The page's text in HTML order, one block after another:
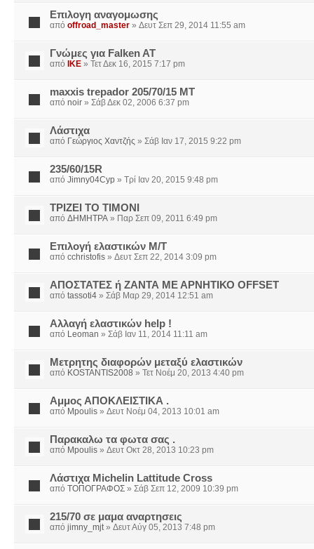
Επιλογη αναγομωσης
από offroad_master » Δευτ Σεπ 29, 2014 11:55 am
Γνώμες για Falken AT
από IKE » Τετ Δεκ 16, 2015 7:17 pm
maxxis trepador 205/70/15 ΜΤ
από noir » Σάβ Δεκ 02, 2006 6:37 pm
Λάστιχα
από Γεώργιος Χαντζής » Σάβ Ιαν 17, 2015 9:22 pm
235/60/15R
από Jimny04Cyp » Τρί Ιαν 20, 2015 9:48 pm
ΤΡΙΖΕΙ ΤΟ ΤΙΜΟΝΙ
από ΔΗΜΗΤΡΑ » Παρ Σεπ 09, 2011 6:49 pm
Επιλογή ελαστικών Μ/Τ
από cchristofis » Δευτ Σεπ 22, 2014 3:09 pm
ΑΠΟΣΤΑΤΕΣ ή ΖΑΝΤΑ ΜΕ ΑΡΝΗΤΙΚΟ OFFSET
από tassoti4 » Σάβ Μαρ 29, 2014 12:51 am
Αλλαγή ελαστικών help !
από Leoman » Σάβ Ιαν 11, 2014 11:11 am
Μετρητης διαφορών μεταξύ ελαστικών
από KOSTANTIS2008 » Τετ Νοέμ 20, 2013 4:40 pm
Αμμος ΑΠΟΚΛΕΙΣΤΙΚΑ .
από Mpoulis » Δευτ Νοέμ 04, 2013 10:01 am
Παρακαλω τα φωτα σας .
από Mpoulis » Δευτ Οκτ 28, 2013 10:23 pm
Λάστιχα Michelin Lattitude Cross
από ΤΟΠΟΓΡΑΦΟΣ » Σάβ Σεπ 12, 2009 10:39 pm
215/70 σε μαμα αναρτησεις
από jimny_mjt» Δευτ Αύγ 05, 2013 7:48 pm